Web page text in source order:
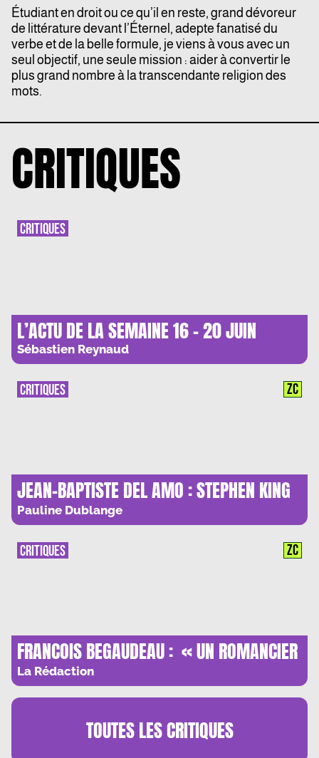
Étudiant en droit ou ce qu’il en reste, grand dévoreur
de littérature devant l’Éternel, adepte fanatisé du
verbe et de la belle formule, je viens à vous avec un
seul objectif, une seule mission : aider à convertir le
plus grand nombre à la transcendante religion des
mots.
CRITIQUES
L’ACTU DE LA SEMAINE 16 – 20 JUIN
Sébastien Reynaud
CRITIQUES
JEAN-BAPTISTE DEL AMO : STEPHEN KING
A LA FRANCAISE ?
Pauline Dublange
CRITIQUES ZC
FRANCOIS BEGAUDEAU : « UN ROMANCIER
DOIT AVOIR POUR RELIGION LA JUSTESSE,
LE REEL ET LA COMPLEXITE »
La Rédaction
CRITIQUES ZC
TOUTES LESCRITIQUES